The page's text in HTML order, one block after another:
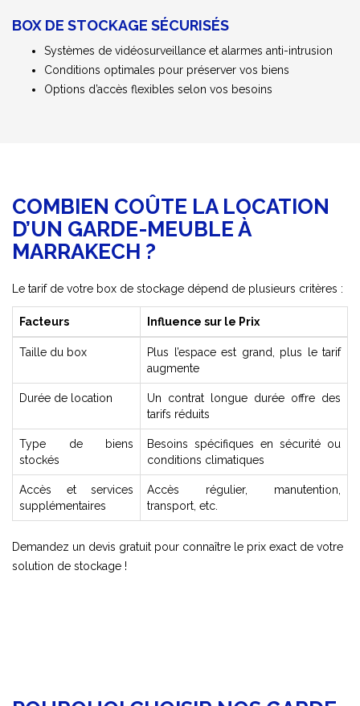
BOX DE STOCKAGE SÉCURISÉS
Systèmes de vidéosurveillance et alarmes anti-intrusion
Conditions optimales pour préserver vos biens
Options d’accès flexibles selon vos besoins
COMBIEN COÛTE LA LOCATION
D’UN GARDE-MEUBLE À
MARRAKECH ?
Le tarif de votre box de stockage dépend de plusieurs critères :
Facteurs Influence sur le Prix
Taille du box
Plus l’espace est grand, plus le tarif
augmente
Durée de location
Un contrat longue durée offre des
tarifs réduits
Type de biens
stockés
Besoins spécifiques en sécurité ou
conditions climatiques
Accès et services
supplémentaires
Accès régulier, manutention,
transport, etc.
Demandez un devis gratuit pour connaître le prix exact de votre
solution de stockage !